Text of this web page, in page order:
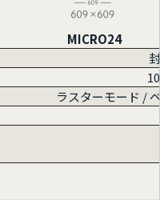
MICRO24
ラスターモード /